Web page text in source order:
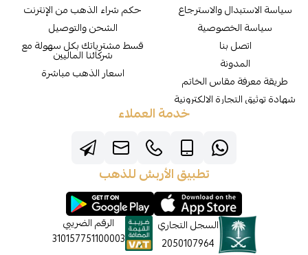
سياسة الاستبدال والاسترجاع
سياسة الخصوصية
اتصل بنا
المدونة
طريقة معرفة مقاس الخاتم
شهادة توثيق التجارة الالكترونية
حكم شراء الذهب من الإنترنت
الشحن والتوصيل
قسط مشترياتك بكل سهولة مع
شركائنا الماليين
اسعار الذهب مباشرة
خدمة العملاء
تطبيق الأربش للذهب
السجل التجاري
2050107964
الرقم الضريبي
310157751100003